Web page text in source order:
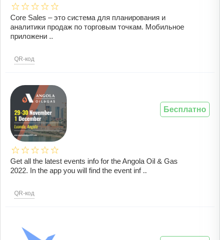
Core Sales – это система для планирования и
аналитики продаж по торговым точкам. Мобильное
приложени ..
QR-код
Get all the latest events info for the Angola Oil & Gas
2022. In the app you will find the event inf ..
QR-код
Бесплатно